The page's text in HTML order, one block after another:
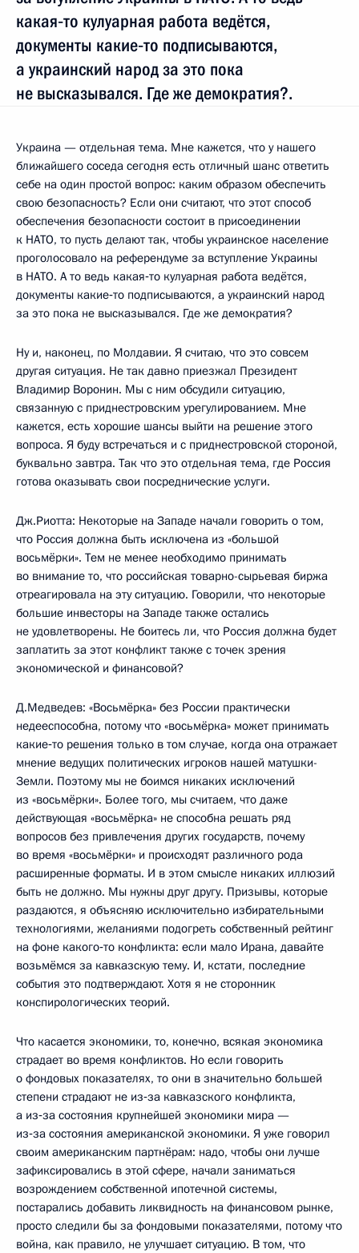
какая‑то кулуарная работа ведётся,
документы какие‑то подписываются,
а украинский народ за это пока
не высказывался. Где же демократия?.
Украина — отдельная тема. Мне кажется, что у нашего
ближайшего соседа сегодня есть отличный шанс ответить
себе на один простой вопрос: каким образом обеспечить
свою безопасность? Если они считают, что этот способ
обеспечения безопасности состоит в присоединении
к НАТО, то пусть делают так, чтобы украинское население
проголосовало на референдуме за вступление Украины
в НАТО. А то ведь какая‑то кулуарная работа ведётся,
документы какие‑то подписываются, а украинский народ
за это пока не высказывался. Где же демократия?
Ну и, наконец, по Молдавии. Я считаю, что это совсем
другая ситуация. Не так давно приезжал Президент
Владимир Воронин. Мы с ним обсудили ситуацию,
связанную с приднестровским урегулированием. Мне
кажется, есть хорошие шансы выйти на решение этого
вопроса. Я буду встречаться и с приднестровской стороной,
буквально завтра. Так что это отдельная тема, где Россия
готова оказывать свои посреднические услуги.
Дж.Риотта: Некоторые на Западе начали говорить о том,
что Россия должна быть исключена из «большой
восьмёрки». Тем не менее необходимо принимать
во внимание то, что российская товарно-сырьевая биржа
отреагировала на эту ситуацию. Говорили, что некоторые
большие инвесторы на Западе также остались
не удовлетворены. Не боитесь ли, что Россия должна будет
заплатить за этот конфликт также с точек зрения
экономической и финансовой?
Д.Медведев: «Восьмёрка» без России практически
недееспособна, потому что «восьмёрка» может принимать
какие‑то решения только в том случае, когда она отражает
мнение ведущих политических игроков нашей матушки-
Земли. Поэтому мы не боимся никаких исключений
из «восьмёрки». Более того, мы считаем, что даже
действующая «восьмёрка» не способна решать ряд
вопросов без привлечения других государств, почему
во время «восьмёрки» и происходят различного рода
расширенные форматы. И в этом смысле никаких иллюзий
быть не должно. Мы нужны друг другу. Призывы, которые
раздаются, я объясняю исключительно избирательными
технологиями, желаниями подогреть собственный рейтинг
на фоне какого‑то конфликта: если мало Ирана, давайте
возьмёмся за кавказскую тему. И, кстати, последние
события это подтверждают. Хотя я не сторонник
конспирологических теорий.
Что касается экономики, то, конечно, всякая экономика
страдает во время конфликтов. Но если говорить
о фондовых показателях, то они в значительно большей
степени страдают не из‑за кавказского конфликта,
а из‑за состояния крупнейшей экономики мира —
из‑за состояния американской экономики. Я уже говорил
своим американским партнёрам: надо, чтобы они лучше
зафиксировались в этой сфере, начали заниматься
возрождением собственной ипотечной системы,
постарались добавить ликвидность на финансовом рынке,
просто следили бы за фондовыми показателями, потому что
война, как правило, не улучшает ситуацию. В том, что